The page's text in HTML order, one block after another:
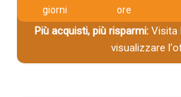
giorni ore
Più acquisti, più risparmi:Visita
visualizzare